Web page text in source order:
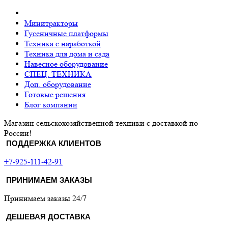
Минитракторы
Гусеничные платформы
Техника с наработкой
Техника для дома и сада
Навесное оборудование
СПЕЦ. ТЕХНИКА
Доп. оборудование
Готовые решения
Блог компании
Магазин сельскохозяйственной техники с доставкой по
России!
ПОДДЕРЖКА КЛИЕНТОВ
+7-925-111-42-91
ПРИНИМАЕМ ЗАКАЗЫ
Принимаем заказы 24/7
ДЕШЕВАЯ ДОСТАВКА